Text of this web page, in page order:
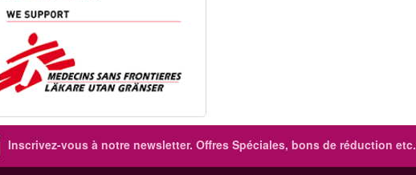
Inscrivez-vous à notre newsletter. Offres Spéciales, bons de réduction etc.